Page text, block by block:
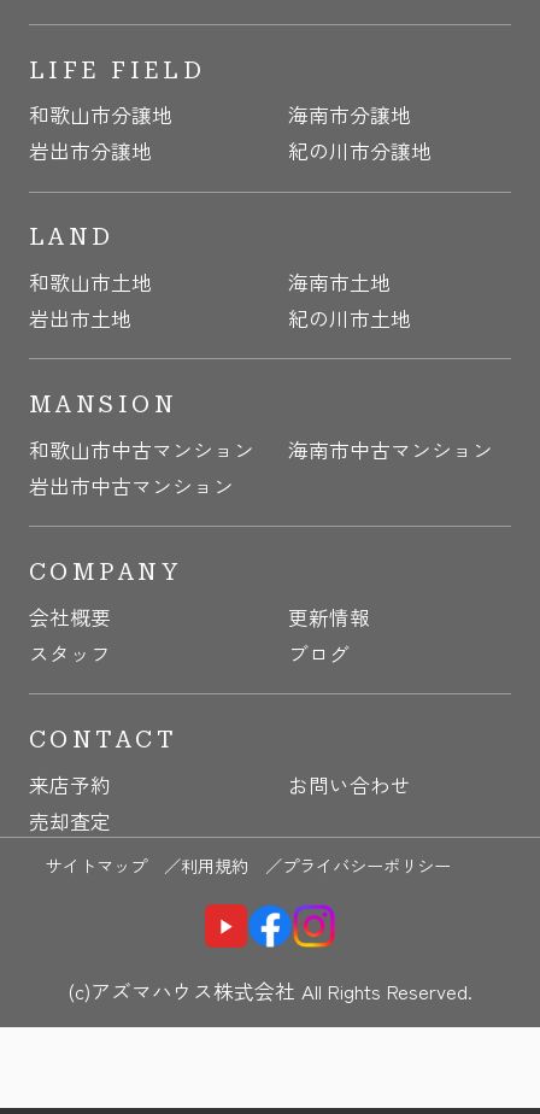
LIFE FIELD
和歌山市分譲地
海南市分譲地
岩出市分譲地
紀の川市分譲地
LAND
和歌山市土地
海南市土地
岩出市土地
紀の川市土地
MANSION
和歌山市中古マンション
海南市中古マンション
岩出市中古マンション
COMPANY
会社概要
更新情報
スタッフ
ブログ
CONTACT
来店予約
お問い合わせ
売却査定
サイトマップ ／利用規約 ／プライバシーポリシー
(c)アズマハウス株式会社 All Rights Reserved.